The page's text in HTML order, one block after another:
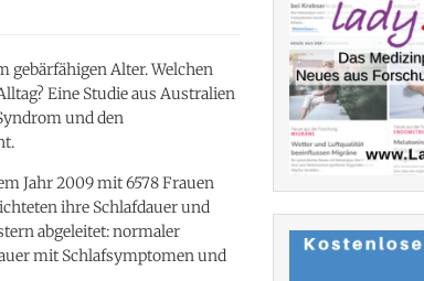
gebärfähigen Alter. Welchen
Eine Studie aus Australien
und den
Jahr 2009 mit 6578 Frauen
ihre Schlafdauer und
abgeleitet: normaler
mit Schlafsymptomen und